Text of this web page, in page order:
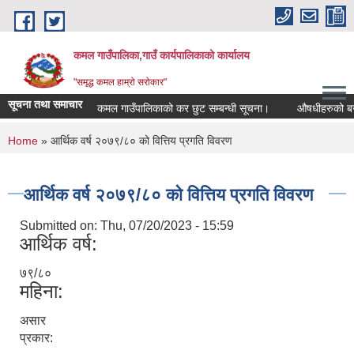
Skip to main content
कमल गाउँपालिका,गाउँ कार्यपालिकाको कार्यालय
"समृद्ध कमल हाम्रो सरोकार"
सूचना तथा समाचार कमल गाउँपालिकाको कर छुट सम्बन्धी सूचना। औषधीहरुको
You are here
Home » आर्थिक वर्ष २०७९/८० को वित्तिय प्रगति विवरण
आर्थिक वर्ष २०७९/८० को वित्तिय प्रगति विवरण
Submitted on: Thu, 07/20/2023 - 15:59
आर्थिक वर्ष:
७९/८०
महिना:
असार
प्रकार: